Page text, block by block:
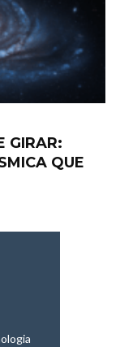
GIRAR:
QUE